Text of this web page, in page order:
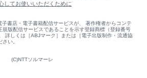
してお使いいただくために
書店・電子書籍配信サービスが、 著作権者からコンテ
規版配信サービスであることを示す登録商標（登録番号
詳しくは［ABJマーク］または［電子出版制作・流通協
い。
(C)NTTソルマーレ